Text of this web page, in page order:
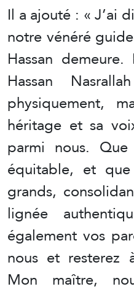
Il a ajouté : « J’ai
notre vénéré
Hassan
Hassan
physiquement,
héritage et sa
parmi nous.
équitable, et
grands,
lignée
également vos
nous et resterez
Mon maître,